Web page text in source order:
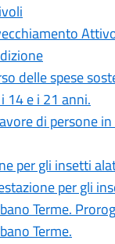
delle spese
14 e i 21 anni.
di persone
per gli insetti
per gli
Terme.
Terme.